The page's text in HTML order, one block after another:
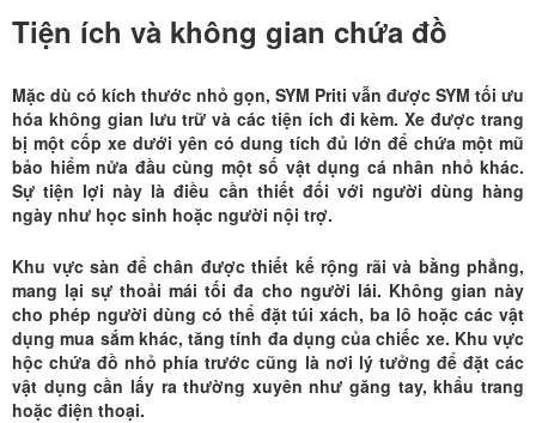
Tiện ích và không gian chứa đồ
Mặc dù có kích thước nhỏ gọn, SYM Priti vẫn được SYM tối ưu
hóa không gian lưu trữ và các tiện ích đi kèm. Xe được trang
bị một cốp xe dưới yên có dung tích đủ lớn để chứa một mũ
bảo hiểm nửa đầu cùng một số vật dụng cá nhân nhỏ khác.
Sự tiện lợi này là điều cần thiết đối với người dùng hàng
ngày như học sinh hoặc người nội trợ.
Khu vực sàn để chân được thiết kế rộng rãi và bằng phẳng,
mang lại sự thoải mái tối đa cho người lái. Không gian này
cho phép người dùng có thể đặt túi xách, ba lô hoặc các vật
dụng mua sắm khác, tăng tính đa dụng của chiếc xe. Khu vực
hộc chứa đồ nhỏ phía trước cũng là nơi lý tưởng để đặt các
vật dụng cần lấy ra thường xuyên như găng tay, khẩu trang
hoặc điện thoại.